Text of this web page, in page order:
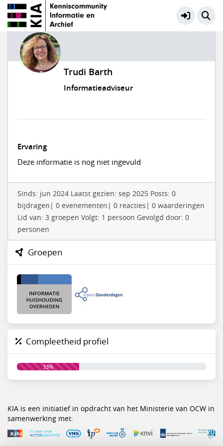
Trudi Barth
Informatieadviseur
Ervaring
Deze informatie is nog niet ingevuld
Sinds: jun 2024 Laatst gezien: sep 2025 Posts: 0
bijdragen| 0 evenementen| 0 reacties| 0 waarderingen
Lid van: 3 groepen Volgt: 1 persoon Gevolgd door: 0
personen
Groepen
Compleetheid profiel
33%
KIA is een initiatief in opdracht van het Ministerie van OCW in
samenwerking met: